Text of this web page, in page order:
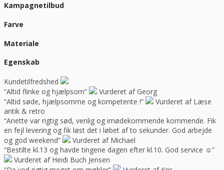
Kampagnetilbud
Farve
Materiale
Egenskab
Kundetilfredshed
“Altid flinke og hjælpsom”
Vurderet af Georg
“Altid søde, hjælpsomme og kompetente !”
Vurderet af Læse
antik & retro
“Anette var rigtig sød, venlig og imødekommende kommende. Fik
en fejl levering og fik løst det i løbet af to sekunder. God arbejde
og god weekend”
Vurderet af Michael
“Bestilte kl.13 og havde tingene dagen efter kl.10. God service ☺”
Vurderet af Heidi Buch Jensen